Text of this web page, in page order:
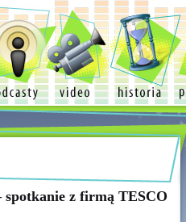
spotkanie z firmą TESCO